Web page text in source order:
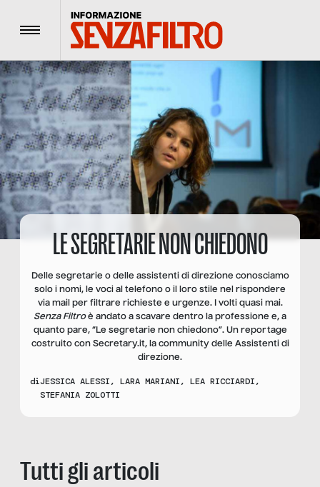
Menu
LE SEGRETARIE NON CHIEDONO
Delle segretarie o delle assistenti di direzione conosciamo
solo i nomi, le voci al telefono o il loro stile nel rispondere
via mail per filtrare richieste e urgenze. I volti quasi mai.
Senza Filtroè andato a scavare dentro la professione e, a
quanto pare, “Le segretarie non chiedono”. Un reportage
costruito con Secretary.it, la community delle Assistenti di
direzione.
diJESSICA ALESSI, LARA MARIANI, LEA RICCIARDI,
STEFANIA ZOLOTTI
Tutti gli articoli